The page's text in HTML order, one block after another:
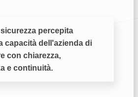
sicurezza percepita
capacità dell'azienda di
con chiarezza,
e continuità.